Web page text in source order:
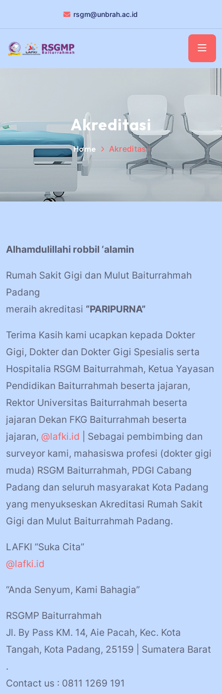
rsgm@unbrah.ac.id
Akreditasi
Home Akreditasi
Alhamdulillahi robbil ‘alamin
Rumah Sakit Gigi dan Mulut Baiturrahmah
Padang
meraih akreditasi “PARIPURNA”
Terima Kasih kami ucapkan kepada Dokter
Gigi, Dokter dan Dokter Gigi Spesialis serta
Hospitalia RSGM Baiturrahmah, Ketua Yayasan
Pendidikan Baiturrahmah beserta jajaran,
Rektor Universitas Baiturrahmah beserta
jajaran Dekan FKG Baiturrahmah beserta
jajaran, @lafki.id | Sebagai pembimbing dan
surveyor kami, mahasiswa profesi (dokter gigi
muda) RSGM Baiturrahmah, PDGI Cabang
Padang dan seluruh masyarakat Kota Padang
yang menyukseskan Akreditasi Rumah Sakit
Gigi dan Mulut Baiturrahmah Padang.
LAFKI “Suka Cita”
@lafki.id
“Anda Senyum, Kami Bahagia”
RSGMP Baiturrahmah
Jl. By Pass KM. 14, Aie Pacah, Kec. Kota
Tangah, Kota Padang, 25159 | Sumatera Barat
.
Contact us : 0811 1269 191